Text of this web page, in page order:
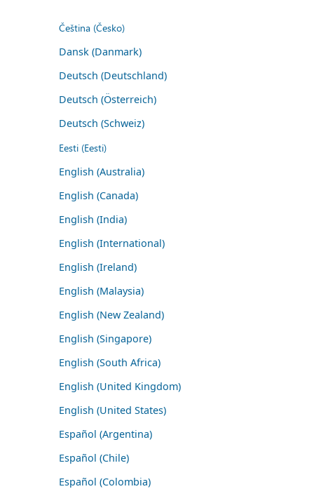
Čeština (Česko)
Dansk (Danmark)
Deutsch (Deutschland)
Deutsch (Österreich)
Deutsch (Schweiz)
Eesti (Eesti)
English (Australia)
English (Canada)
English (India)
English (International)
English (Ireland)
English (Malaysia)
English (New Zealand)
English (Singapore)
English (South Africa)
English (United Kingdom)
English (United States)
Español (Argentina)
Español (Chile)
Español (Colombia)